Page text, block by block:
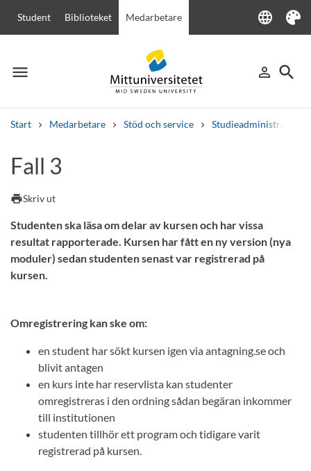
Student Biblioteket Medarbetare language
Language
Tema
menu
Meny person_outline
Logga in
search
Sök
Start Medarbetare Stöd och service Studieadministration
Andra söktjänster
Kurser och program
Fall 3
printSkriv ut
Studenten ska läsa om delar av kursen och har vissa
resultat rapporterade. Kursen har fått en ny version (nya
moduler) sedan studenten senast var registrerad på
kursen.
Omregistrering kan ske om:
en student har sökt kursen igen via antagning.se och
blivit antagen
en kurs inte har reservlista kan studenter
omregistreras i den ordning sådan begäran inkommer
till institutionen
studenten tillhör ett program och tidigare varit
registrerad på kursen.